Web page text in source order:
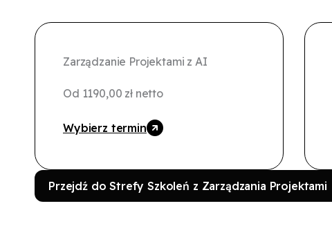
Zarządzanie Projektami z AI
Od 1190,00 złnetto
Wybierz termin
Przejdź do Strefy Szkoleń z Zarządzania Projektami